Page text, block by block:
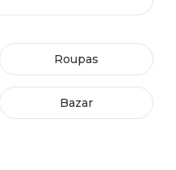
Roupas
Bazar